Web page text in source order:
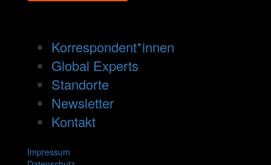
Korrespondent*innen
Global Experts
Standorte
Newsletter
Kontakt
Impressum